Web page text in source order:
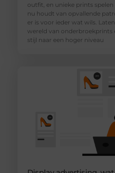
outfit, en unieke prints
nu houdt van opvallende
er is voor ieder wat wils.
wereld van onderbroekprints
stijl naar een hoger niveau